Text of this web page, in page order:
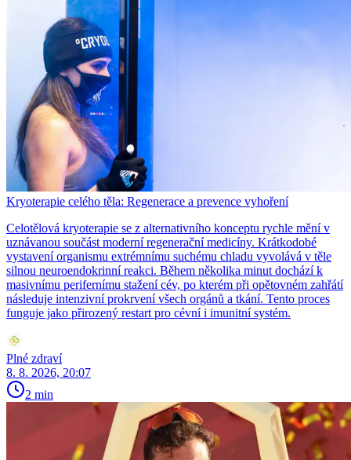
Kryoterapie celého těla: Regenerace a prevence vyhoření
Celotělová kryoterapie se z alternativního konceptu rychle mění v
uznávanou součást moderní regenerační medicíny. Krátkodobé
vystavení organismu extrémnímu suchému chladu vyvolává v těle
silnou neuroendokrinní reakci. Během několika minut dochází k
masivnímu perifernímu stažení cév, po kterém při opětovném zahřátí
následuje intenzivní prokrvení všech orgánů a tkání. Tento proces
funguje jako přirozený restart pro cévní i imunitní systém.
Plné zdraví
8. 8. 2026, 20:07
2 min